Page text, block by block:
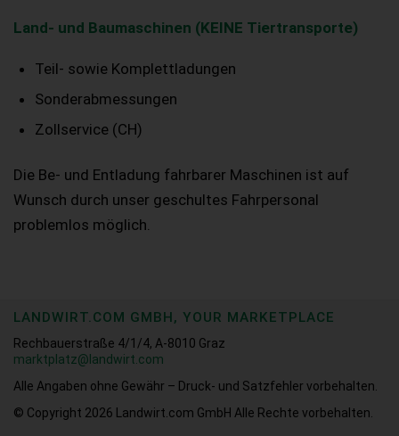
Land- und Baumaschinen (KEINE Tiertransporte)
Teil- sowie Komplettladungen
Sonderabmessungen
Zollservice (CH)
Die Be- und Entladung fahrbarer Maschinen ist auf
Wunsch durch unser geschultes Fahrpersonal
problemlos möglich.
LANDWIRT.COM GMBH, YOUR MARKETPLACE
Rechbauerstraße 4/1/4, A-8010 Graz
marktplatz@landwirt.com
Alle Angaben ohne Gewähr – Druck- und Satzfehler vorbehalten.
© Copyright 2026
Landwirt.com GmbH Alle Rechte vorbehalten.